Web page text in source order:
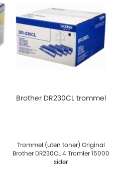
Brother DR230CL trommel
Trommel (uten toner) Original
Brother DR230CL 4 Tromler 15000
sider